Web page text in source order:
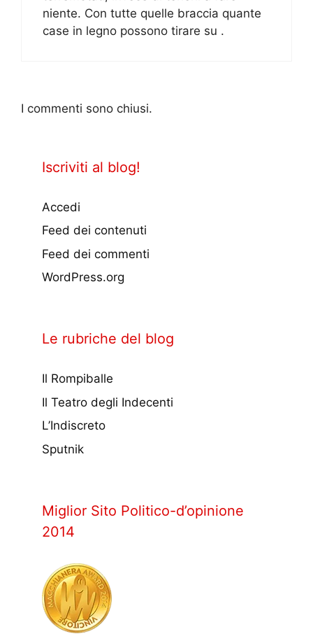
niente. Con tutte quelle braccia quante
case in legno possono tirare su .
I commenti sono chiusi.
Iscriviti al blog!
Accedi
Feed dei contenuti
Feed dei commenti
WordPress.org
Le rubriche del blog
Il Rompiballe
Il Teatro degli Indecenti
L’Indiscreto
Sputnik
Miglior Sito Politico-d’opinione
2014